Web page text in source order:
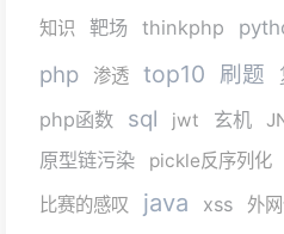
知识
靶场 thinkphp
php 渗透 top10 刷题
php函数 sql jwt 玄机
原型链污染
pickle反序列化
比赛的感叹
java xss 外